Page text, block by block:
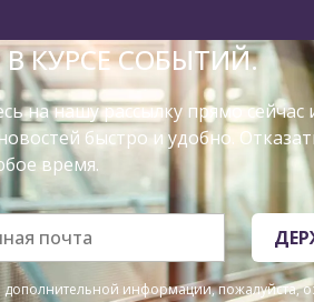
В КУРСЕ СОБЫТИЙ.
на нашу рассылку прямо сейчас
быстро и удобно.
время.
почта
дополнительной информации, пожалуйста,